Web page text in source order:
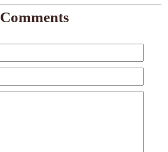
Comments